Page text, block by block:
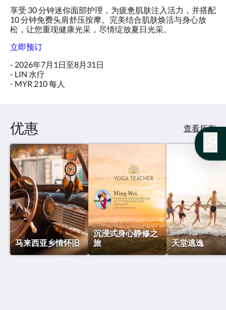
享受 30 分钟迷你面部护理，为疲惫肌肤注入活力，并搭配
10 分钟免费头肩舒压按摩。完美结合肌肤焕活与身心放
松，让您重现健康光采，尽情绽放夏日光采。
立即预订
- 2026年7月1日至8月31日
- LIN 水疗
- MYR 210 每人
优惠 查看所有
马来西亚乡情怀旧
沉浸式身心静修之
旅
天堂逃逸